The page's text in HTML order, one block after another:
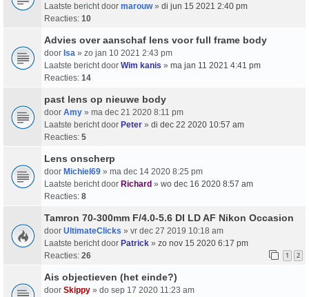
Laatste bericht door marouw» di jun 15 2021 2:40 pm
Reacties: 10
Advies over aanschaf lens voor full frame body
door Isa » zo jan 10 2021 2:43 pm
Laatste bericht door Wim kanis » ma jan 11 2021 4:41 pm
Reacties: 14
past lens op nieuwe body
door Amy » ma dec 21 2020 8:11 pm
Laatste bericht door Peter » di dec 22 2020 10:57 am
Reacties: 5
Lens onscherp
door Michiel69 » ma dec 14 2020 8:25 pm
Laatste bericht door Richard » wo dec 16 2020 8:57 am
Reacties: 8
Tamron 70-300mm F/4.0-5.6 DI LD AF Nikon Occasion
door UltimateClicks » vr dec 27 2019 10:18 am
Laatste bericht door Patrick » zo nov 15 2020 6:17 pm
Reacties: 26 1 2
Ais objectieven (het einde?)
door Skippy » do sep 17 2020 11:23 am